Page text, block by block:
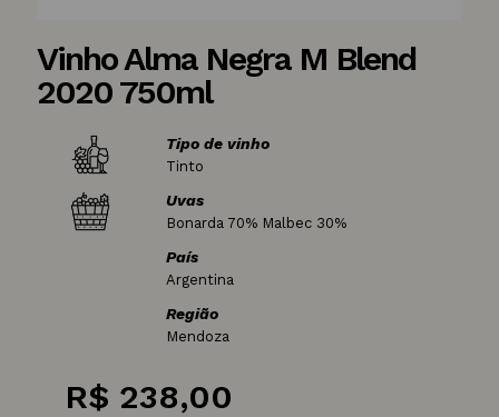
Vinho Alma Negra M Blend
2020 750ml
Tipo de vinho
Tinto
Uvas
Bonarda 70% Malbec 30%
País
Argentina
Região
Mendoza
R$ 238,00